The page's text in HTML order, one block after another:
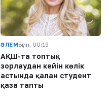
ӘЛЕМБүгін, 00:19
АҚШ-та топтық
зорлаудан кейін көлік
астында қалған студент
қаза тапты